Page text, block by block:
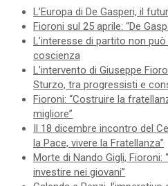
L’Europa di De Gasperi, il
Fioroni sul 25 aprile: “De
L’interesse di partito non
coscienza
L’intervento di Giuseppe
Sturzo, tra progressisti e
Fioroni: “Costruire la
migliore”
Il 18 dicembre incontro del
la Pace, vivere la Fratellanza”
Morte di Nando Gigli, Fioroni:
investire nei giovani”